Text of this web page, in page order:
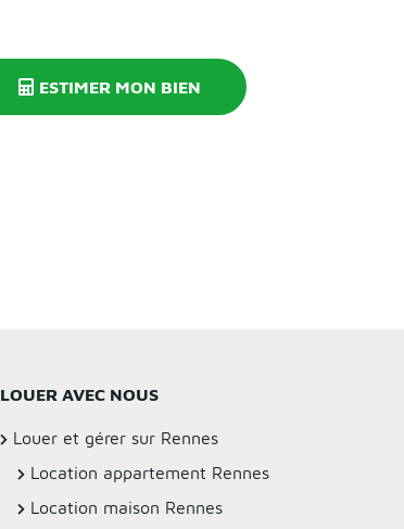
ESTIMER MON BIEN
LOUER AVEC NOUS
Louer et gérer sur Rennes
Location appartement Rennes
Location maison Rennes